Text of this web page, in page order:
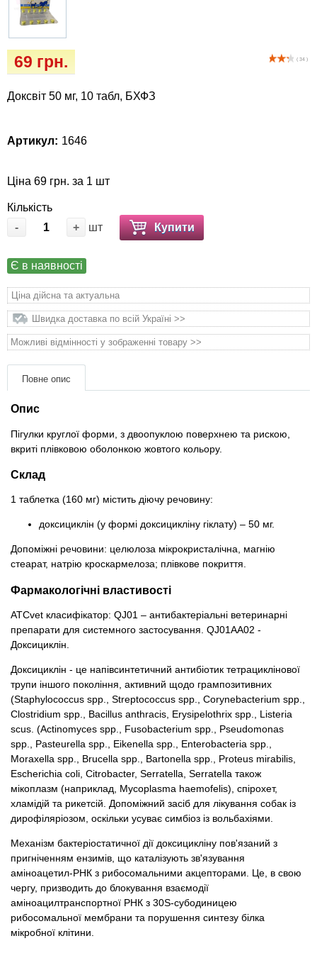
( 34 )
69 грн.
Доксвіт 50 мг, 10 табл, БХФЗ
Артикул: 1646
Ціна 69 грн. за 1 шт
Кількість
-
+ шт Купити
Є в наявності
Ціна дійсна та актуальна
Швидка доставка по всій Україні >>
Можливі відмінності у зображенні товару >>
Повне опис
Опис
Пігулки круглої форми, з двоопуклою поверхнею та рискою,
вкриті плівковою оболонкою жовтого кольору.
Склад
1 таблетка (160 мг) містить діючу речовину:
доксициклін (у формі доксицикліну гіклату) – 50 мг.
Допоміжні речовини: целюлоза мікрокристалічна, магнію
стеарат, натрію кроскармелоза; плівкове покриття.
Фармакологічні властивості
ATCvet класифікатор: QJ01 – антибактеріальні ветеринарні
препарати для системного застосування. QJ01AA02 -
Доксициклін.
Доксициклін - це напівсинтетичний антибіотик тетрациклінової
трупи іншого покоління, активний щодо грампозитивних
(Staphylococcus spp., Streptococcus spp., Corynebacterium spp.,
Clostridium spp., Bacillus anthracis, Erysipelothrix spp., Listeria
scus. (Actinomyces spp., Fusobacterium spp., Pseudomonas
spp., Pasteurella spp., Eikenella spp., Enterobacteria spp.,
Moraxella spp., Brucella spp., Bartonella spp., Proteus mirabilis,
Escherichia coli, Citrobacter, Serratella, Serratella також
мікоплазм (наприклад, Mycoplasma haemofelis), спірохет,
хламідій та рикетсій. Допоміжний засіб для лікування собак із
дирофіляріозом, оскільки усуває симбіоз із вольбахіями.
Механізм бактеріостатичної дії доксицикліну пов'язаний з
пригніченням ензимів, що каталізують зв'язування
аміноацетил-РНК з рибосомальними акцепторами. Це, в свою
чергу, призводить до блокування взаємодії
аміноацилтранспортної РНК з 30S-субодиницею
рибосомальної мембрани та порушення синтезу білка
мікробної клітини.
Ласощі та корми
собак
Лежаки, будиночки, охолоджуючи
коврики
Післяопераційні засоби та витратні
Подарункові сертифікати
Товари для голубів
Товари для людей
Хозряд - господарчі товари оптом
Популярні зоотоварі